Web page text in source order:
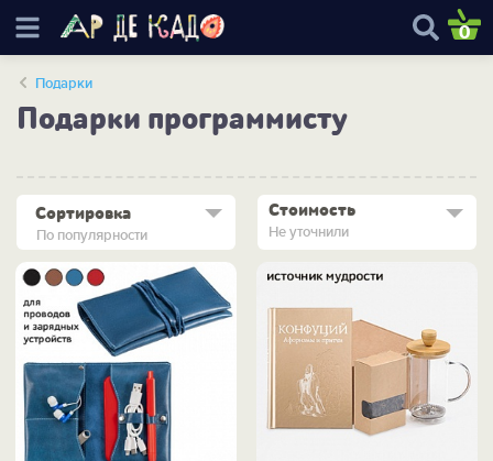
0
Подарки
Подарки программисту
По популярности
Сортировка Стоимость
Не уточнили